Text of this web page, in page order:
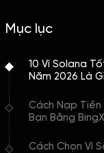
Mục lục
10 Ví Solana
Năm 2026 Là
Cách Nạp Tiền
Bạn Bằng BingX
Cách Chọn Ví